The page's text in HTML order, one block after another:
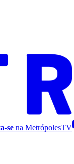
se na MetrópolesTV